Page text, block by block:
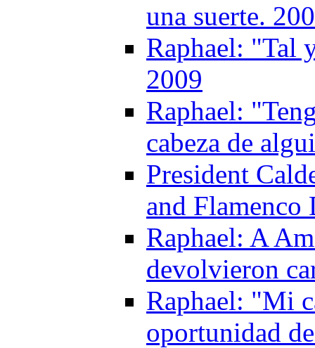
una suerte.
Raphael: "Tal
2009
Raphael:
cabeza de
President
and Flamenco
Raphael: A
devolvieron
Raphael: "Mi
oportunidad